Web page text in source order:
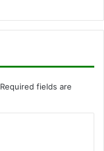
Required fields are